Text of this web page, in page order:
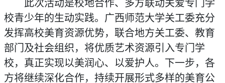
此次活动是校地合作、多方联动关爱专门学
校青少年的生动实践。广西师范大学关工委充分
发挥高校美育资源优势，联合地方关工委、教育
部门及社会组织，将优质艺术资源引入专门学
校，真正实现以美润心、以爱护人。下一步，各
方将继续深化合作，持续开展形式多样的美育公